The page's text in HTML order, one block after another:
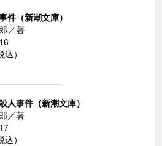
件（新潮文庫）
／著
）
人事件（新潮文庫）
／著
）